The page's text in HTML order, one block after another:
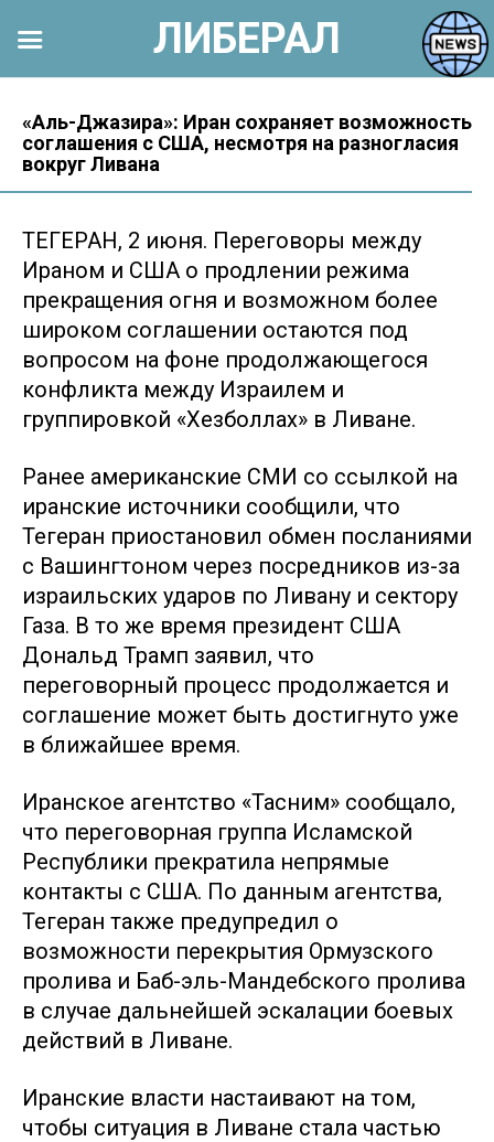
контенту
«Аль-Джазира»: Иран сохраняет возможность
соглашения с США, несмотря на разногласия
вокруг Ливана
ТЕГЕРАН, 2 июня. Переговоры между
Ираном и США о продлении режима
прекращения огня и возможном более
широком соглашении остаются под
вопросом на фоне продолжающегося
конфликта между Израилем и
группировкой «Хезболлах» в Ливане.
Ранее американские СМИ со ссылкой на
иранские источники сообщили, что
Тегеран приостановил обмен посланиями
с Вашингтоном через посредников из-за
израильских ударов по Ливану и сектору
Газа. В то же время президент США
Дональд Трамп заявил, что
переговорный процесс продолжается и
соглашение может быть достигнуто уже
в ближайшее время.
Иранское агентство «Тасним» сообщало,
что переговорная группа Исламской
Республики прекратила непрямые
контакты с США. По данным агентства,
Тегеран также предупредил о
возможности перекрытия Ормузского
пролива и Баб-эль-Мандебского пролива
в случае дальнейшей эскалации боевых
действий в Ливане.
Иранские власти настаивают на том,
чтобы ситуация в Ливане стала частью
ЛИБЕРАЛ